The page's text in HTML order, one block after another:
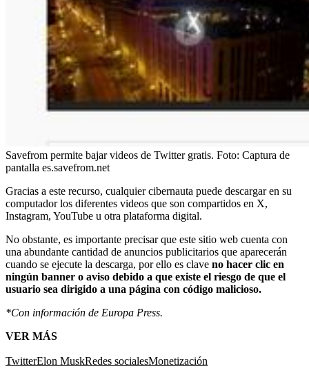
Savefrom permite bajar videos de Twitter gratis. Foto: Captura de
pantalla es.savefrom.net
Gracias a este recurso, cualquier cibernauta puede descargar en su
computador los diferentes videos que son compartidos en X,
Instagram, YouTube u otra plataforma digital.
No obstante, es importante precisar que este sitio web cuenta con
una abundante cantidad de anuncios publicitarios que aparecerán
cuando se ejecute la descarga, por ello es clave no hacer clic en
ningún banner o aviso debido a que existe el riesgo de que el
usuario sea dirigido a una página con código malicioso.
*Con información de Europa Press.
VER MÁS
TwitterElon MuskRedes socialesMonetización